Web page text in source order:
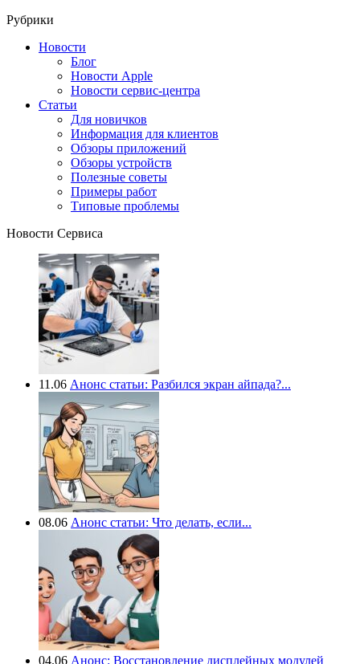
Рубрики
Новости
Блог
Новости Apple
Новости сервис-центра
Статьи
Для новичков
Информация для клиентов
Обзоры приложений
Обзоры устройств
Полезные советы
Примеры работ
Типовые проблемы
Новости Сервиса
11.06 Анонс статьи: Разбился экран айпада?...
08.06 Анонс статьи: Что делать, если...
04.06 Анонс: Восстановление дисплейных модулей